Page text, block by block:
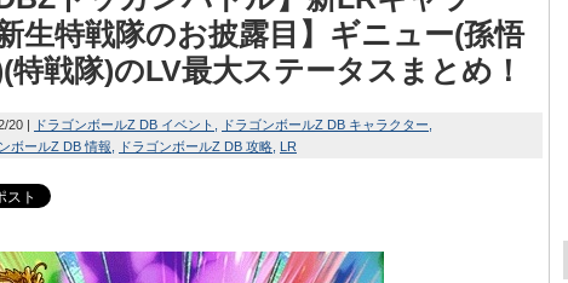
新生特戦隊のお披露目】ギニュー(孫悟
特戦隊)のLV最大ステータスまとめ！
20 ドラゴンボールZ DB イベント
ドラゴンボールZ DB キャラクター
ボールZ DB 情報
ドラゴンボールZ DB 攻略 LR